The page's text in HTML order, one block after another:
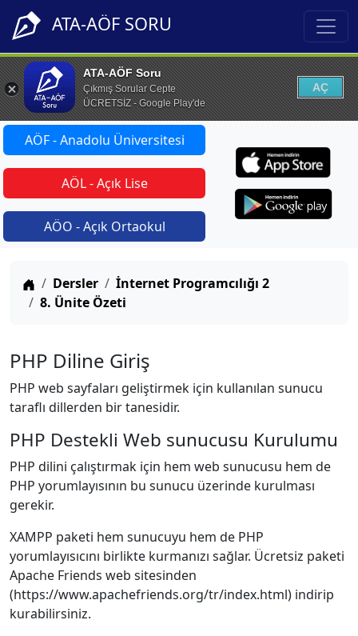
ATA-AÖF SORU
ATA-AÖF Soru
Çıkmış Sorular Cepte
ÜCRETSİZ - Google Play'de
AÇ
AÖF - Anadolu Üniversitesi
AÖL - Açık Lise
AÖO - Açık Ortaokul
Anasayfa
Dersler
İnternet Programcılığı 2
8. Ünite Özeti
PHP Diline Giriş
PHP web sayfaları geliştirmek için kullanılan sunucu
taraflı dillerden bir tanesidir.
PHP Destekli Web sunucusu Kurulumu
PHP dilini çalıştırmak için hem web sunucusu hem de
PHP yorumlayısının bu sunucu üzerinde kurulması
gerekir.
XAMPP paketi hem sunucuyu hem de PHP
yorumlayısıcını birlikte kurmanızı sağlar. Ücretsiz paketi
Apache Friends web sitesinden
(https://www.apachefriends.org/tr/index.html) indirip
kurabilirsiniz.